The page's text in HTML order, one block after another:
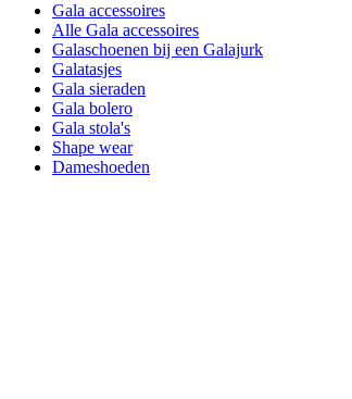
Gala accessoires
Alle Gala accessoires
Galaschoenen bij een Galajurk
Galatasjes
Gala sieraden
Gala bolero
Gala stola's
Shape wear
Dameshoeden